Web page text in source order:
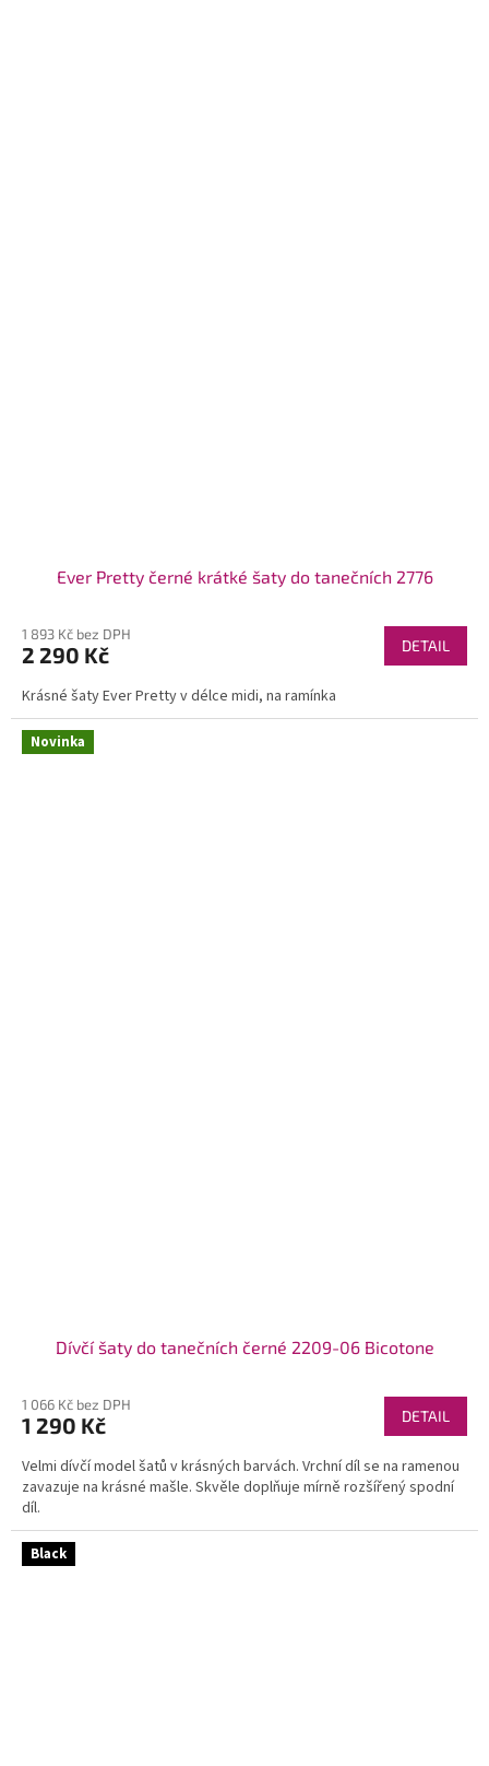
Ever Pretty černé krátké šaty do tanečních 2776
1 893 Kč bez DPH
2 290 Kč DETAIL
Krásné šaty Ever Pretty v délce midi, na ramínka
Novinka
Dívčí šaty do tanečních černé 2209-06 Bicotone
1 066 Kč bez DPH
1 290 Kč DETAIL
Velmi dívčí model šatů v krásných barvách. Vrchní díl se na ramenou
zavazuje na krásné mašle. Skvěle doplňuje mírně rozšířený spodní
díl.
Black